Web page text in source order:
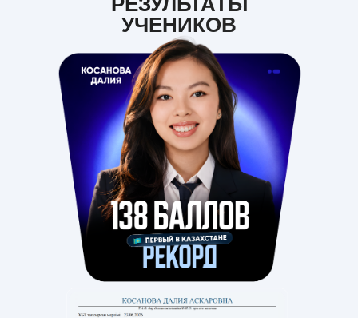
УЧЕНИКОВ